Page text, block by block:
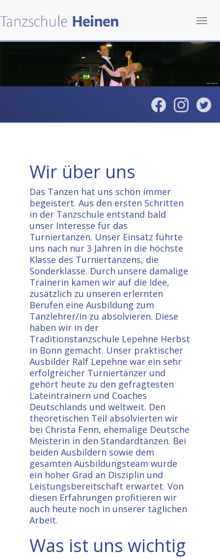
Wir über uns
Das Tanzen hat uns schon immer
begeistert. Aus den ersten Schritten
in der Tanzschule entstand bald
unser Interesse für das
Turniertanzen. Unser Einsatz führte
uns nach nur 3 Jahren in die höchste
Klasse des Turniertanzens, die
Sonderklasse. Durch unsere damalige
Trainerin kamen wir auf die Idee,
zusätzlich zu unseren erlernten
Berufen eine Ausbildung zum
Tanzlehrer/in zu absolvieren. Diese
haben wir in der
Traditionstanzschule Lepehne Herbst
in Bonn gemacht. Unser praktischer
Ausbilder Ralf Lepehne war ein sehr
erfolgreicher Turniertänzer und
gehört heute zu den gefragtesten
Lateintrainern und Coaches
Deutschlands und weltweit. Den
theoretischen Teil absolvierten wir
bei Christa Fenn, ehemalige Deutsche
Meisterin in den Standardtänzen. Bei
beiden Ausbildern sowie dem
gesamten Ausbildungsteam wurde
ein hoher Grad an Disziplin und
Leistungsbereitschaft erwartet. Von
diesen Erfahrungen profitieren wir
auch heute noch in unserer täglichen
Arbeit.
Was ist uns wichtig